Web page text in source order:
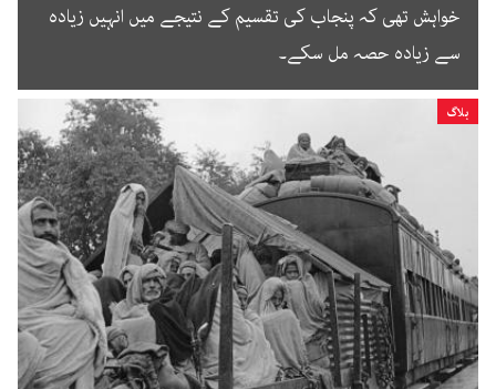
خواہش تھی کہ پنجاب کی تقسیم کے نتیجے میں انہیں زیادہ
سے زیادہ حصہ مل سکے۔
بلاگ